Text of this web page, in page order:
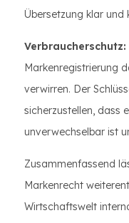
Übersetzung klar und
Verbraucherschutz:
Markenregistrierung
verwirren. Der
sicherzustellen, dass
unverwechselbar ist
Zusammenfassend
Markenrecht
Wirtschaftswelt